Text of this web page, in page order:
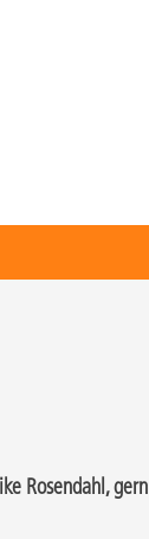
Rosendahl,